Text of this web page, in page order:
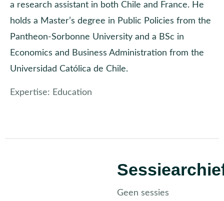
a research assistant in both Chile and France. He
holds a Master’s degree in Public Policies from the
Pantheon-Sorbonne University and a BSc in
Economics and Business Administration from the
Universidad Católica de Chile.
Expertise: Education
Geen sessies